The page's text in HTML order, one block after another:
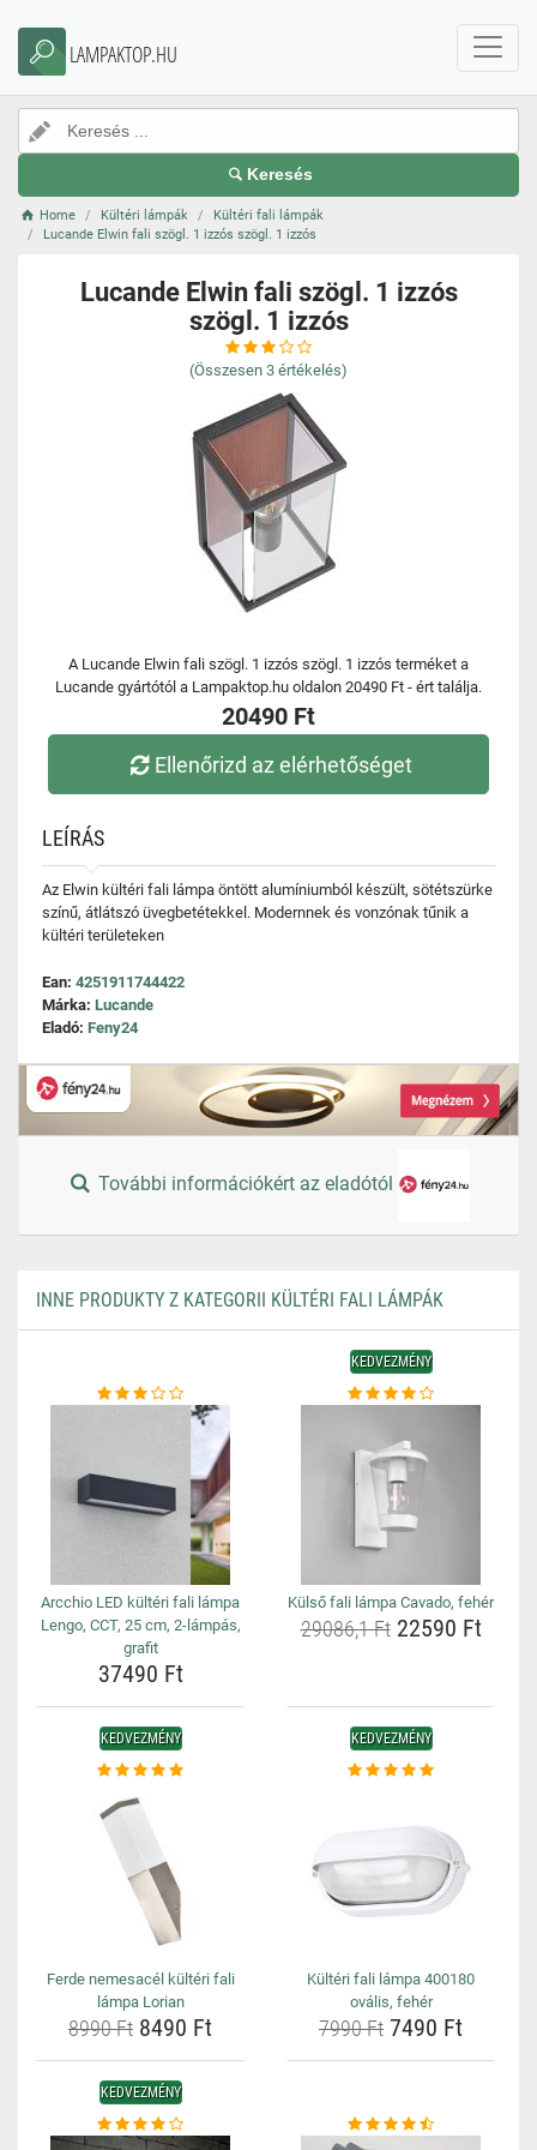
LAMPAKTOP.HU
Keresés
Home Kültéri lámpák
Kültéri fali lámpák
Lucande Elwin fali szögl. 1 izzós szögl. 1 izzós
Lucande Elwin fali szögl. 1 izzós
szögl. 1 izzós
(Összesen 3 értékelés)
A Lucande Elwin fali szögl. 1 izzós szögl. 1 izzós terméket a
Lucande gyártótól a Lampaktop.hu oldalon 20490 Ft - ért találja.
20490 Ft
Ellenőrizd az elérhetőséget
LEÍRÁS
Az Elwin kültéri fali lámpa öntött alumíniumból készült, sötétszürke
színű, átlátszó üvegbetétekkel. Modernnek és vonzónak tűnik a
kültéri területeken
Ean: 4251911744422
Márka: Lucande
Eladó: Feny24
További információkért az eladótól
INNE PRODUKTY Z KATEGORII KÜLTÉRI FALI LÁMPÁK
Arcchio LED kültéri fali lámpa
Lengo, CCT, 25 cm, 2-lámpás,
grafit
37490 Ft
KEDVEZMÉNY
Külső fali lámpa Cavado, fehér
29086,1 Ft22590 Ft
KEDVEZMÉNY
Ferde nemesacél kültéri fali
lámpa Lorian
8990 Ft 8490 Ft
KEDVEZMÉNY
Kültéri fali lámpa 400180
ovális, fehér
7990 Ft 7490 Ft
KEDVEZMÉNY